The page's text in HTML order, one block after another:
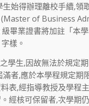
始得辦理離校手續,領
(Master of Business
畢業證書將加註「本
樣。
學生,因故無法於規定
者,應於本學程規定期
表,經指導教授及學程
經核可保留者,次學期